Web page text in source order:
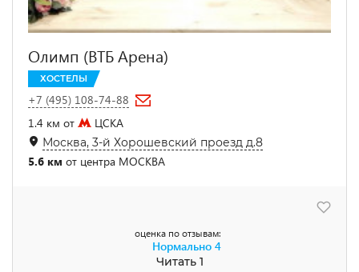
Олимп (ВТБ Арена)
ХОСТЕЛЫ
+7 (495) 108-74-88
1.4 км от
ЦСКА
Москва, 3-й Хорошевский проезд д.8
5.6 км от центра МОСКВА
оценка по отзывам:
Нормально 4
Читать 1